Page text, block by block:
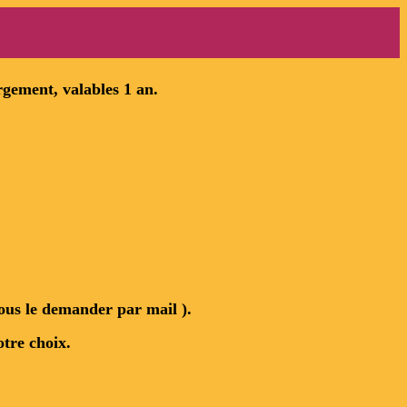
valables 1 an.
le demander par mail ).
choix.